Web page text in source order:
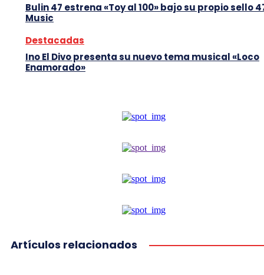
Bulin 47 estrena «Toy al 100» bajo su propio sello
Music
Destacadas
Ino El Divo presenta su nuevo tema musical «Loco
Enamorado»
Artículos relacionados